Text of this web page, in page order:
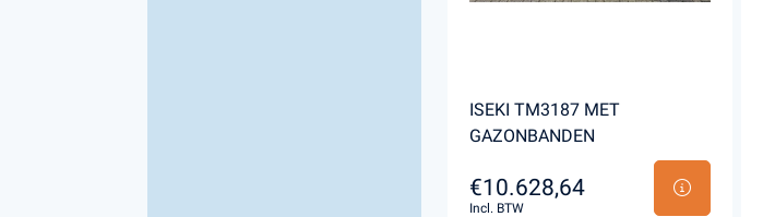
ISEKI TM3187 MET
GAZONBANDEN
€10.628,64
Incl. BTW